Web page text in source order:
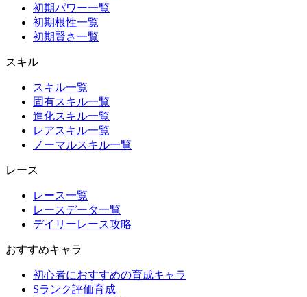
初期パワー一覧
初期根性一覧
初期賢さ一覧
スキル
スキル一覧
固有スキル一覧
進化スキル一覧
レアスキル一覧
ノーマルスキル一覧
レース
レース一覧
レースデータ一覧
デイリーレース攻略
おすすめキャラ
初心者におすすめの育成キャラ
Sランク評価育成